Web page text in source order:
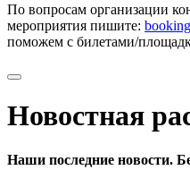
По вопросам организации
мероприятия пишите:
поможем с билетами/
Новостная
Наши последние новости.